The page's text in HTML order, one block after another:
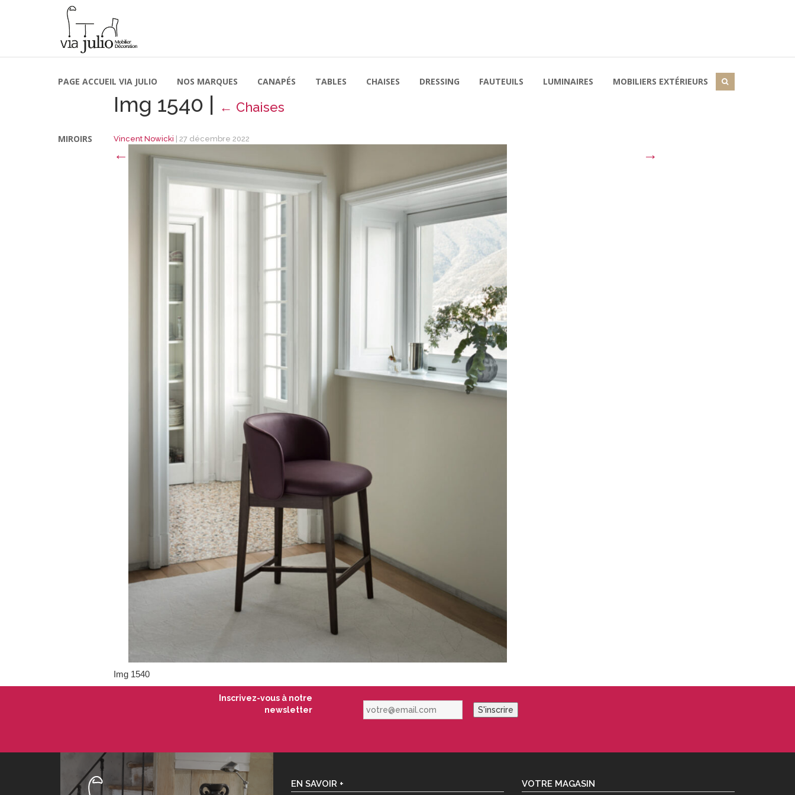
PAGE ACCUEIL VIA JULIO NOS MARQUES CANAPÉS TABLES CHAISES DRESSING FAUTEUILS LUMINAIRES MOBILIERS EXTÉRIEURS
MIROIRS
Img 1540 | ← Chaises
Vincent Nowicki 27 décembre 2022
← →
Img 1540
Inscrivez-vous à notre
newsletter
votre@email.com S'inscrire
EN SAVOIR + VOTRE MAGASIN